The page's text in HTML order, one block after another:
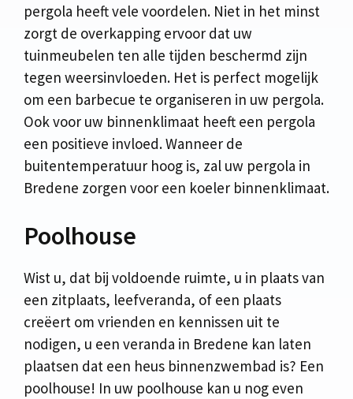
pergola heeft vele voordelen. Niet in het minst
zorgt de overkapping ervoor dat uw
tuinmeubelen ten alle tijden beschermd zijn
tegen weersinvloeden. Het is perfect mogelijk
om een barbecue te organiseren in uw pergola.
Ook voor uw binnenklimaat heeft een pergola
een positieve invloed. Wanneer de
buitentemperatuur hoog is, zal uw pergola in
Bredene zorgen voor een koeler binnenklimaat.
Poolhouse
Wist u, dat bij voldoende ruimte, u in plaats van
een zitplaats, leefveranda, of een plaats
creëert om vrienden en kennissen uit te
nodigen, u een veranda in Bredene kan laten
plaatsen dat een heus binnenzwembad is? Een
poolhouse! In uw poolhouse kan u nog even